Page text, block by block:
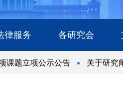
律服务 各研究会
题立项公示公告
关于研究阐